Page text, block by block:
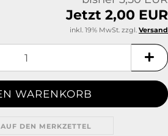
Jetzt 2,00 EUR
inkl. 19% MwSt. zzgl. Versand
AUF DEN MERKZETTEL